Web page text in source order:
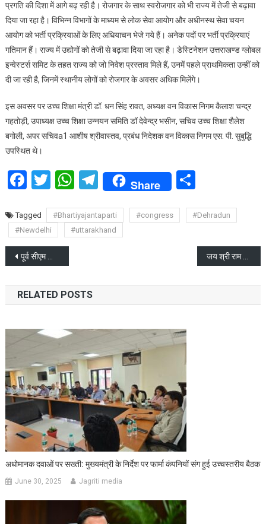
नियुक्ति
पत्र
प्रदान
किए
प्रगति की दिशा में आगे बढ़ रही है। रोजगार के साथ स्वरोजगार को भी राज्य में तेजी से बढ़ावा
दिया जा रहा है। विभिन्न विभागों के माध्यम से लोक सेवा आयोग और अधीनस्थ सेवा चयन
आयोग को भर्ती प्रक्रियाओं के लिए अधियाचन भेजे गये हैं। अनेक पदों पर भर्ती प्रक्रियाएं
गतिमान हैं। राज्य में उद्योगों को तेजी से बढ़ावा दिया जा रहा है। डेस्टिनेशन उत्तराखण्ड ग्लोबल
इन्वेस्टर्स समिट के तहत राज्य को जो निवेश प्रस्ताव मिले हैं, उनमें पहले प्राथमिकता उन्हीं को
दी जा रही है, जिनमें स्थानीय लोगों को रोजगार के अवसर अधिक मिलेंगे।
इस अवसर पर उच्च शिक्षा मंत्री डॉ. धन सिंह रावत, अध्यक्ष वन विकास निगम कैलाश चन्द्र
गहतोड़ी, उपाध्यक्ष उच्च शिक्षा उन्नयन समिति डॉ देवेन्द्र भसीन, सचिव उच्च शिक्षा शैलेश
बगोली, अपर सचिवa1 आशीष श्रीवास्तव, प्रबंध निदेशक वन विकास निगम एस. पी. सुबुद्धि
उपस्थित थे।
Facebook
Twitter
WhatsApp
Telegram
Share Share
Tagged #Bhartiyajantaparti #congress
#Dehradun
#Newdelhi
#uttarakhand
Post
navigation
पूर्व सीएम त्रिवेन्द्र सिंह रावत ने गढ़वाली राम भजन का शुभारम्भ किया
RELATED POSTS
अधोमानक दवाओं पर सख्ती: मुख्यमंत्री के निर्देश पर फार्मा कंपनियों संग हुई उच्चस्तरीय बैठक
June 30, 2025 Jagriti media